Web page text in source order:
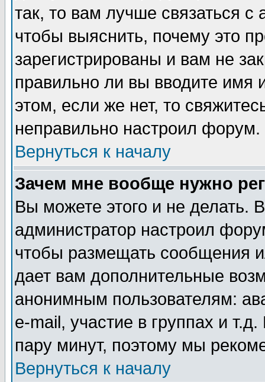
так, то вам лучше связаться
чтобы выяснить, почему это
зарегистрированы и вам не
правильно ли вы вводите
этом, если же нет, то
неправильно настроил форум.
Вернуться к началу
Зачем мне вообще нужно
Вы можете этого и не делать.
администратор настроил
чтобы размещать сообщения
дает вам дополнительные
анонимным пользователям:
e-mail, участие в группах и
пару минут, поэтому мы
Вернуться к началу